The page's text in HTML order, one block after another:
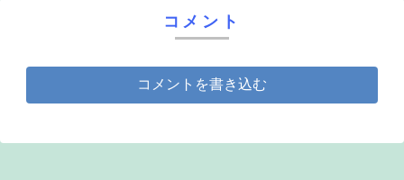
コメント
コメントを書き込む